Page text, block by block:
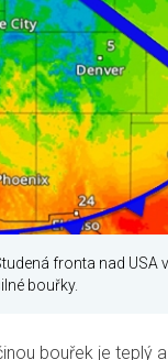
fronta nad USA
bouřky.
bouřek je teplý